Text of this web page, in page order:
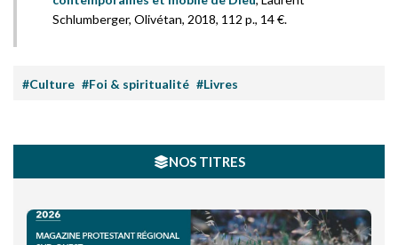
Schlumberger, Olivétan, 2018, 112 p., 14 €.
#Culture #Foi & spiritualité #Livres
NOS TITRES